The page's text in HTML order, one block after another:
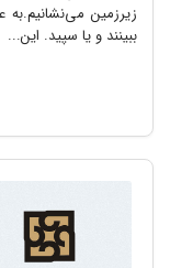
زیرزمین می‌نشانیم.به
ببینند و یا سپید. این...